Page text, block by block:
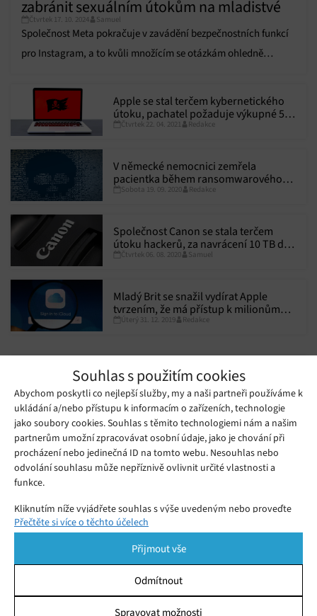
Souhlas s použitím cookies
Abychom poskytli co nejlepší služby, my a naši partneři používáme k
ukládání a/nebo přístupu k informacím o zařízeních, technologie
jako soubory cookies. Souhlas s těmito technologiemi nám a našim
partnerům umožní zpracovávat osobní údaje, jako je chování při
procházení nebo jedinečná ID na tomto webu. Nesouhlas nebo
odvolání souhlasu může nepříznivě ovlivnit určité vlastnosti a
funkce.
Kliknutím níže vyjádřete souhlas s výše uvedeným nebo proveďte
podrobnější rozhodnutí. Vaše volby budou použity pouze na tomto
pomocí přepínačů v Zásadách cookies nebo kliknutím na tlačítko
Spravovat souhlas ve spodní části obrazovky.
Přečtěte si více o těchto účelech
Přijmout vše
Odmítnout
Spravovat možnosti
zabránit sexuálním útokům na mladistvé
Čtvrtek 17. 10. 2024 Samuel
Společnost Meta pokračuje v zavádění bezpečnostních funkcí
pro Instagram, a to kvůli množícím se otázkám ohledně
aplikacích.
Apple se stal terčem kybernetického
útoku, pachatel požaduje výkupné 50
milionů dolarů
Čtvrtek 22. 04. 2021 Redakce
V německé nemocnici zemřela
pacientka během ransomwarového
útoku
Sobota 19. 09. 2020 Redakce
Společnost Canon se stala terčem
útoku hackerů, za navrácení 10 TB dat
požadují tučné výkupné
Čtvrtek 06. 08. 2020 Samuel
Mladý Brit se snažil vydírat Apple
tvrzením, že má přístup k milionům
účtů iCloud, šetření ukázalo, že lhal
Úterý 31. 12. 2019 Redakce
Texas se stal obětí masivního útoku
ransomwaru, napadeno bylo přes dvacet
Texas se stal obětí rozsáhlého útoku ransomwaru – napadeny
byly počítačové sítě ve více než dvaceti lokálních vládních